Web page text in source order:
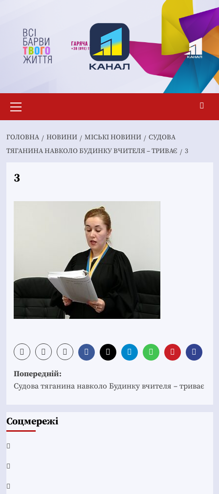
вмісту
меню
ГОЛОВНА НОВИНИ MІСЬКІ НОВИНИ
СУДОВА
ТЯГАНИНА НАВКОЛО БУДИНКУ ВЧИТЕЛЯ – ТРИВАЄ
3
3
Post
navigation
Попередній:
Судова тяганина навколо Будинку вчителя – триває
Соцмережі
Facebook
YouTube
Telegram